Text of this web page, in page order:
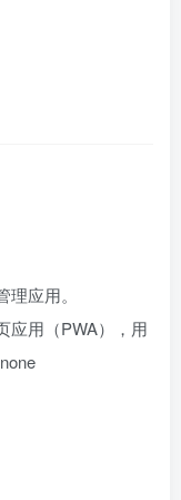
应用。
应用（PWA），用